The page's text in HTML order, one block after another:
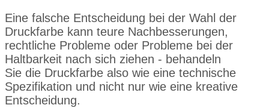
Eine falsche Entscheidung bei der Wahl der
Druckfarbe kann teure Nachbesserungen,
rechtliche Probleme oder Probleme bei der
Haltbarkeit nach sich ziehen - behandeln
Sie die Druckfarbe also wie eine technische
Spezifikation und nicht nur wie eine kreative
Entscheidung.